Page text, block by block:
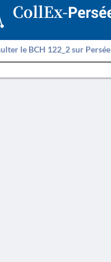
le BCH 122_2 sur Persée